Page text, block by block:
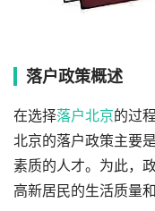
落户政策概述
在选择落户北京的过
北京的落户政策主要
素质的人才。为此，
高新居民的生活质量和